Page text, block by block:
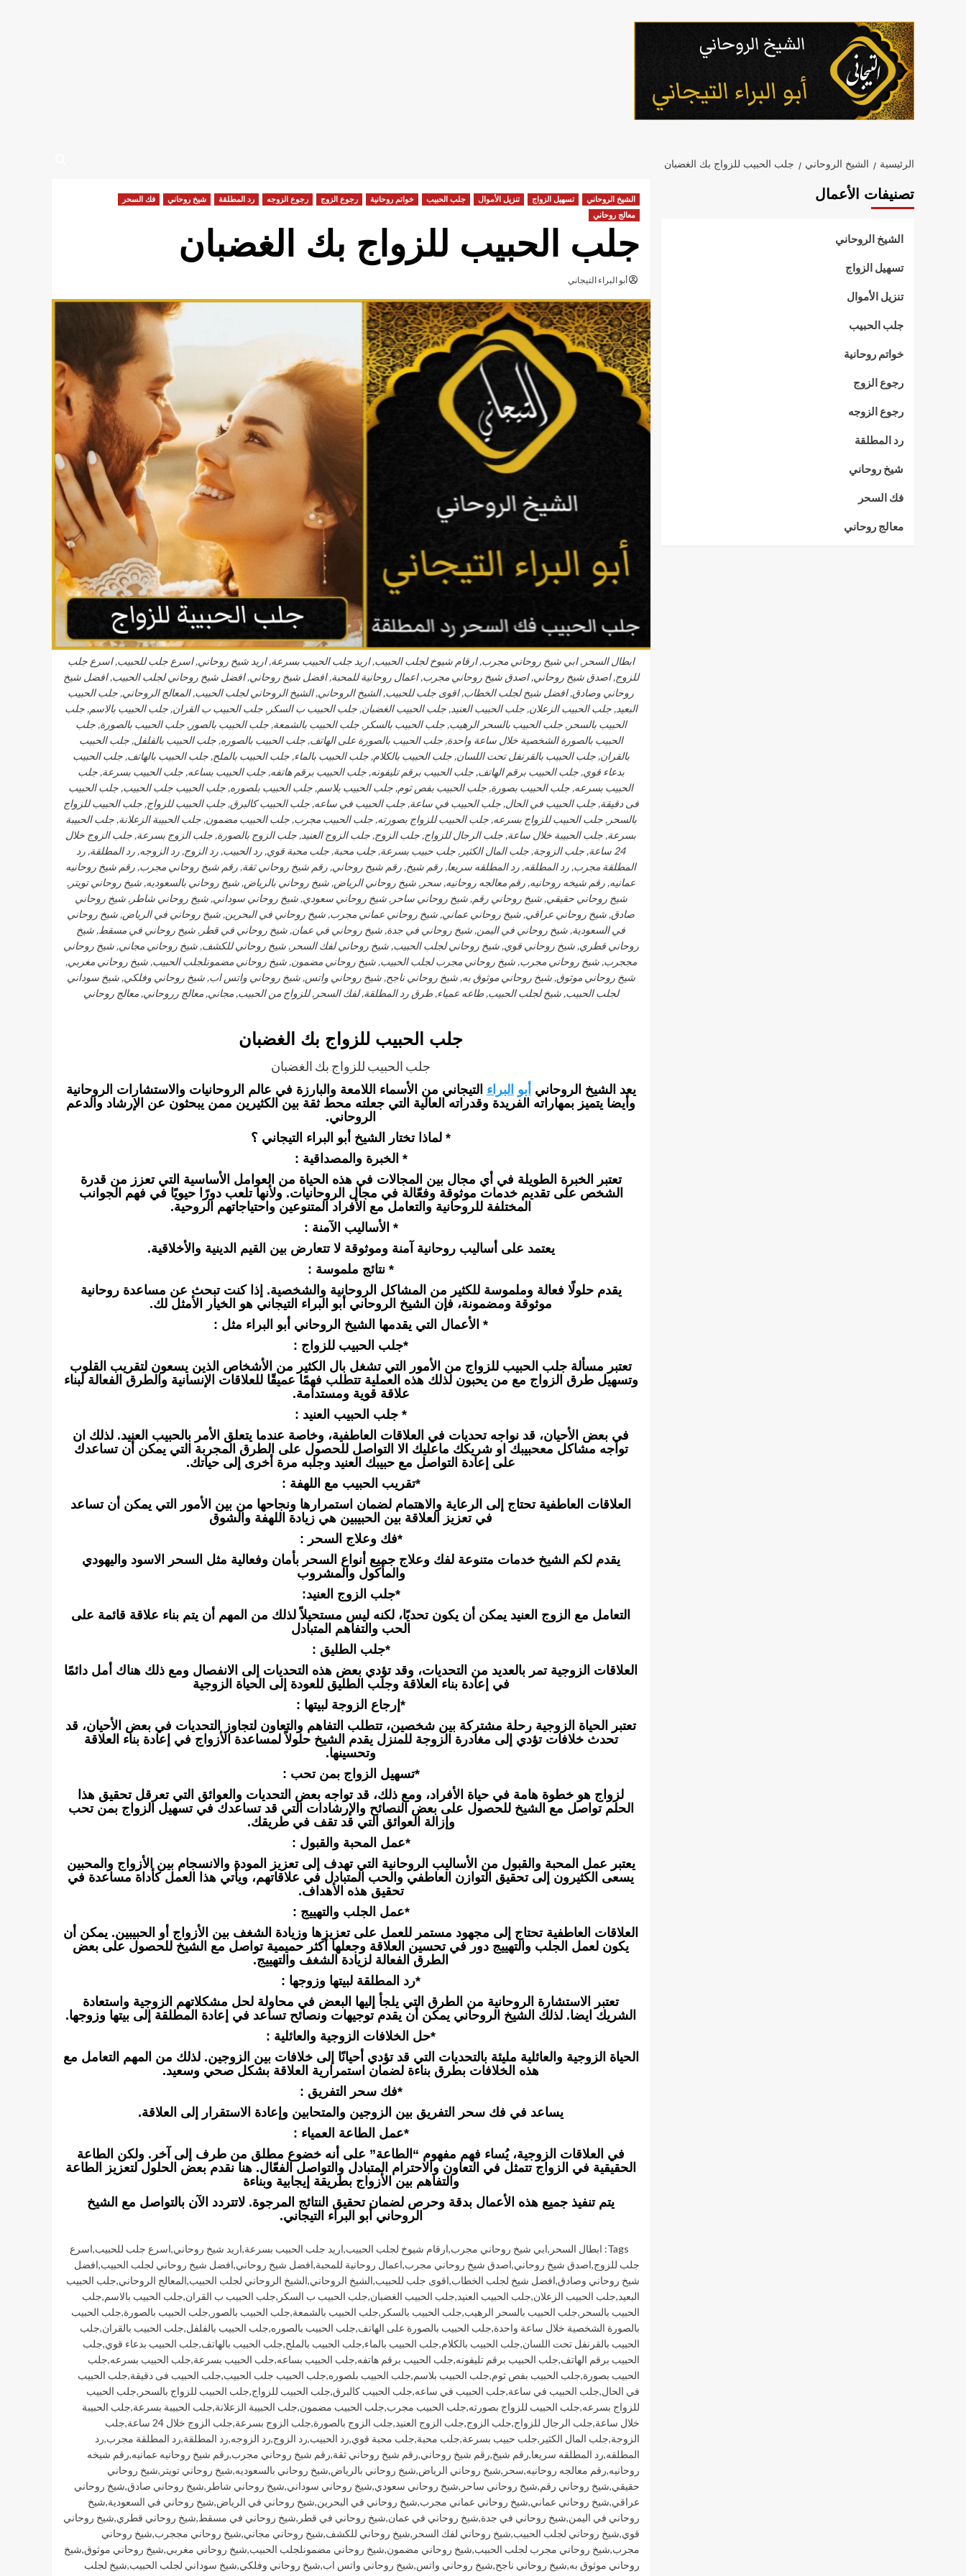
الرئيسية الشيخ الروحاني جلب الحبيب للزواج بك الغضبان
الشيخ الروحاني تسهيل الزواج تنزيل الأموال جلب الحبيب خواتم روحانية رجوع الزوج رجوع الزوجه رد المطلقة شيخ روحاني
فك السحر
معالج روحاني
جلب الحبيب للزواج بك الغضبان
أبو البراء التيجاني
ابطال السحر, ابي شيخ روحاني مجرب, ارقام شيوخ لجلب الحبيب, اريد جلب الحبيب بسرعة, اريد شيخ روحاني, اسرع جلب للحبيب, اسرع جلب
للزوج, اصدق شيخ روحاني, اصدق شيخ روحاني مجرب, اعمال روحانية للمحبة, افضل شيخ روحاني, افضل شيخ روحاني لجلب الحبيب, افضل شيخ
روحاني وصادق, افضل شيخ لجلب الخطاب, اقوى جلب للحبيب, الشيخ الروحاني, الشيخ الروحاني لجلب الحبيب, المعالج الروحاني, جلب الحبيب
البعيد, جلب الحبيب الزعلان, جلب الحبيب العنيد, جلب الحبيب الغضبان, جلب الحبيب ب السكر, جلب الحبيب ب القران, جلب الحبيب بالاسم, جلب
الحبيب بالسحر, جلب الحبيب بالسحر الرهيب, جلب الحبيب بالسكر, جلب الحبيب بالشمعة, جلب الحبيب بالصور, جلب الحبيب بالصورة, جلب
الحبيب بالصورة الشخصية خلال ساعة واحدة, جلب الحبيب بالصورة على الهاتف, جلب الحبيب بالصوره, جلب الحبيب بالفلفل, جلب الحبيب
بالقران, جلب الحبيب بالقرنفل تحت اللسان, جلب الحبيب بالكلام, جلب الحبيب بالماء, جلب الحبيب بالملح, جلب الحبيب بالهاتف, جلب الحبيب
بدعاء قوي, جلب الحبيب برقم الهاتف, جلب الحبيب برقم تليفونه, جلب الحبيب برقم هاتفه, جلب الحبيب بساعه, جلب الحبيب بسرعة, جلب
الحبيب بسرعه, جلب الحبيب بصورة, جلب الحبيب بفص ثوم, جلب الحبيب بلاسم, جلب الحبيب بلصوره, جلب الحبيب جلب الحبيب, جلب الحبيب
فى دقيقة, جلب الحبيب في الحال, جلب الحبيب في ساعة, جلب الحبيب في ساعه, جلب الحبيب كالبرق, جلب الحبيب للزواج, جلب الحبيب للزواج
بالسحر, جلب الحبيب للزواج بسرعه, جلب الحبيب للزواج بصورته, جلب الحبيب مجرب, جلب الحبيب مضمون, جلب الحبيبة الزعلانة, جلب الحبيبة
بسرعة, جلب الحبيبة خلال ساعة, جلب الرجال للزواج, جلب الزوج, جلب الزوج العنيد, جلب الزوج بالصورة, جلب الزوج بسرعة, جلب الزوج خلال
24 ساعة, جلب الزوجة, جلب المال الكثير, جلب حبيب بسرعة, جلب محبة, جلب محبة قوي, رد الحبيب, رد الزوج, رد الزوجه, رد المطلقة, رد
المطلقة مجرب, رد المطلقه, رد المطلقه سريعا, رقم شيخ, رقم شيخ روحاني, رقم شيخ روحاني ثقة, رقم شيخ روحاني مجرب, رقم شيخ روحانيه
عمانيه, رقم شيخه روحانيه, رقم معالجه روحانيه, سحر, شيخ روحاني الرياض, شيخ روحاني بالرياض, شيخ روحاني بالسعوديه, شيخ روحاني تويتر,
شيخ روحاني حقيقي, شيخ روحاني رقم, شيخ روحاني ساحر, شيخ روحاني سعودي, شيخ روحاني سوداني, شيخ روحاني شاطر, شيخ روحاني
صادق, شيخ روحاني عراقي, شيخ روحاني عماني, شيخ روحاني عماني مجرب, شيخ روحاني في البحرين, شيخ روحاني في الرياض, شيخ روحاني
في السعودية, شيخ روحاني في اليمن, شيخ روحاني في جدة, شيخ روحاني في عمان, شيخ روحاني في قطر, شيخ روحاني في مسقط, شيخ
روحاني قطري, شيخ روحاني قوي, شيخ روحاني لجلب الحبيب, شيخ روحاني لفك السحر, شيخ روحاني للكشف, شيخ روحاني مجاني, شيخ روحاني
مججرب, شيخ روحاني مجرب, شيخ روحاني مجرب لجلب الحبيب, شيخ روحاني مضمون, شيخ روحاني مضمونلجلب الحبيب, شيخ روحاني مغربي,
شيخ روحاني موثوق, شيخ روحاني موثوق به, شيخ روحاني ناجح, شيخ روحاني واتس, شيخ روحاني واتس اب, شيخ روحاني وفلكي, شيخ سوداني
لجلب الحبيب, شيخ لجلب الحبيب, طاعه عمياء, طرق رد المطلقة, لفك السحر, للزواج من الحبيب, مجاني, معالج رروحاني, معالج روحاني
جلب الحبيب للزواج بك الغضبان
جلب الحبيب للزواج بك الغضبان
يعد الشيخ الروحاني أبو البراء التيجاني من الأسماء اللامعة والبارزة في عالم الروحانيات والاستشارات الروحانية
وأيضا يتميز بمهاراته الفريدة وقدراته العالية التي جعلته محط ثقة بين الكثيرين ممن يبحثون عن الإرشاد والدعم
الروحاني.
* لماذا تختار الشيخ أبو البراء التيجاني ؟
* الخبرة والمصداقية :
تعتبر الخبرة الطويلة في أي مجال بين المجالات في هذه الحياة من العوامل الأساسية التي تعزز من قدرة
الشخص على تقديم خدمات موثوقة وفعّالة في مجال الروحانيات. ولأنها تلعب دورًا حيويًا في فهم الجوانب
المختلفة للروحانية والتعامل مع الأفراد المتنوعين واحتياجاتهم الروحية.
* الأساليب الآمنة :
يعتمد على أساليب روحانية آمنة وموثوقة لا تتعارض بين القيم الدينية والأخلاقية.
* نتائج ملموسة :
يقدم حلولًا فعالة وملموسة للكثير من المشاكل الروحانية والشخصية. إذا كنت تبحث عن مساعدة روحانية
موثوقة ومضمونة، فإن الشيخ الروحاني أبو البراء التيجاني هو الخيار الأمثل لك.
* الأعمال التي يقدمها الشيخ الروحاني أبو البراء مثل :
*جلب الحبيب للزواج :
تعتبر مسألة جلب الحبيب للزواج من الأمور التي تشغل بال الكثير من الأشخاص الذين يسعون لتقريب القلوب
وتسهيل طرق الزواج مع من يحبون لذلك هذه العملية تتطلب فهمًا عميقًا للعلاقات الإنسانية والطرق الفعالة لبناء
علاقة قوية ومستدامة.
* جلب الحبيب العنيد :
في بعض الأحيان، قد نواجه تحديات في العلاقات العاطفية، وخاصة عندما يتعلق الأمر بالحبيب العنيد. لذلك ان
تواجه مشاكل معحبيبك او شريكك ماعليك الا التواصل للحصول على الطرق المجربة التي يمكن أن تساعدك
على إعادة التواصل مع حبيبك العنيد وجلبه مرة أخرى إلى حياتك.
*تقريب الحبيب مع اللهفة :
العلاقات العاطفية تحتاج إلى الرعاية والاهتمام لضمان استمرارها ونجاحها من بين الأمور التي يمكن أن تساعد
في تعزيز العلاقة بين الحبيبين هي زيادة اللهفة والشوق
*فك وعلاج السحر :
يقدم لكم الشيخ خدمات متنوعة لفك وعلاج جميع أنواع السحر بأمان وفعالية مثل السحر الاسود واليهودي
والمأكول والمشروب
*جلب الزوج العنيد:
التعامل مع الزوج العنيد يمكن أن يكون تحديًا، لكنه ليس مستحيلاً لذلك من المهم أن يتم بناء علاقة قائمة على
الحب والتفاهم المتبادل
*جلب الطليق :
العلاقات الزوجية تمر بالعديد من التحديات، وقد تؤدي بعض هذه التحديات إلى الانفصال ومع ذلك هناك أمل دائمًا
في إعادة بناء العلاقة وجلب الطليق للعودة إلى الحياة الزوجية
*إرجاع الزوجة لبيتها :
تعتبر الحياة الزوجية رحلة مشتركة بين شخصين، تتطلب التفاهم والتعاون لتجاوز التحديات في بعض الأحيان، قد
تحدث خلافات تؤدي إلى مغادرة الزوجة للمنزل يقدم الشيخ حلولاً لمساعدة الأزواج في إعادة بناء العلاقة
وتحسينها.
*تسهيل الزواج بمن تحب :
لزواج هو خطوة هامة في حياة الأفراد، ومع ذلك، قد تواجه بعض التحديات والعوائق التي تعرقل تحقيق هذا
الحلم تواصل مع الشيخ للحصول على بعض النصائح والإرشادات التي قد تساعدك في تسهيل الزواج بمن تحب
وإزالة العوائق التي قد تقف في طريقك.
*عمل المحبة والقبول :
يعتبر عمل المحبة والقبول من الأساليب الروحانية التي تهدف إلى تعزيز المودة والانسجام بين الأزواج والمحبين
يسعى الكثيرون إلى تحقيق التوازن العاطفي والحب المتبادل في علاقاتهم، ويأتي هذا العمل كأداة مساعدة في
تحقيق هذه الأهداف.
*عمل الجلب والتهييج :
العلاقات العاطفية تحتاج إلى مجهود مستمر للعمل على تعزيزها وزيادة الشغف بين الأزواج أو الحبيبين. يمكن أن
يكون لعمل الجلب والتهييج دور في تحسين العلاقة وجعلها أكثر حميمية تواصل مع الشيخ للحصول على بعض
الطرق الفعالة لزيادة الشغف والتهييج.
*رد المطلقة لبيتها وزوجها :
تعتبر الاستشارة الروحانية من الطرق التي يلجأ إليها البعض في محاولة لحل مشكلاتهم الزوجية واستعادة
الشريك ايضا. لذلك الشيخ الروحاني يمكن أن يقدم توجيهات ونصائح تساعد في إعادة المطلقة إلى بيتها وزوجها.
*حل الخلافات الزوجية والعائلية :
الحياة الزوجية والعائلية مليئة بالتحديات التي قد تؤدي أحيانًا إلى خلافات بين الزوجين. لذلك من المهم التعامل مع
هذه الخلافات بطرق بناءة لضمان استمرارية العلاقة بشكل صحي وسعيد.
*فك سحر التفريق :
يساعد في فك سحر التفريق بين الزوجين والمتحابين وإعادة الاستقرار إلى العلاقة.
*عمل الطاعة العمياء :
في العلاقات الزوجية، يُساء فهم مفهوم “الطاعة” على أنه خضوع مطلق من طرف إلى آخر. ولكن الطاعة
الحقيقية في الزواج تتمثل في التعاون والاحترام المتبادل والتواصل الفعّال. هنا نقدم بعض الحلول لتعزيز الطاعة
والتفاهم بين الأزواج بطريقة إيجابية وبناءة
يتم تنفيذ جميع هذه الأعمال بدقة وحرص لضمان تحقيق النتائج المرجوة. لاتتردد الآن بالتواصل مع الشيخ
الروحاني أبو البراء التيجاني.
Tags: ابطال السحر ,ابي شيخ روحاني مجرب,ارقام شيوخ لجلب الحبيب,اريد جلب الحبيب بسرعة,اريد شيخ روحاني,اسرع جلب للحبيب,اسرع
جلب للزوج,اصدق شيخ روحاني,اصدق شيخ روحاني مجرب,اعمال روحانية للمحبة,افضل شيخ روحاني,افضل شيخ روحاني لجلب الحبيب,افضل
شيخ روحاني وصادق,افضل شيخ لجلب الخطاب,اقوى جلب للحبيب,الشيخ الروحاني,الشيخ الروحاني لجلب الحبيب,المعالج الروحاني,جلب الحبيب
البعيد,جلب الحبيب الزعلان,جلب الحبيب العنيد,جلب الحبيب الغضبان,جلب الحبيب ب السكر ,جلب الحبيب ب القران,جلب الحبيب بالاسم,جلب
الحبيب بالسحر ,جلب الحبيب بالسحر الرهيب,جلب الحبيب بالسكر ,جلب الحبيب بالشمعة,جلب الحبيب بالصور ,جلب الحبيب بالصورة,جلب الحبيب
بالصورة الشخصية خلال ساعة واحدة,جلب الحبيب بالصورة على الهاتف,جلب الحبيب بالصوره,جلب الحبيب بالفلفل,جلب الحبيب بالقران,جلب
الحبيب بالقرنفل تحت اللسان,جلب الحبيب بالكلام,جلب الحبيب بالماء,جلب الحبيب بالملح,جلب الحبيب بالهاتف,جلب الحبيب بدعاء قوي,جلب
الحبيب برقم الهاتف,جلب الحبيب برقم تليفونه,جلب الحبيب برقم هاتفه,جلب الحبيب بساعه,جلب الحبيب بسرعة,جلب الحبيب بسرعه,جلب
الحبيب بصورة,جلب الحبيب بفص ثوم,جلب الحبيب بلاسم,جلب الحبيب بلصوره,جلب الحبيب جلب الحبيب,جلب الحبيب فى دقيقة,جلب الحبيب
في الحال,جلب الحبيب في ساعة,جلب الحبيب في ساعه,جلب الحبيب كالبرق,جلب الحبيب للزواج,جلب الحبيب للزواج بالسحر ,جلب الحبيب
للزواج بسرعه,جلب الحبيب للزواج بصورته,جلب الحبيب مجرب,جلب الحبيب مضمون,جلب الحبيبة الزعلانة,جلب الحبيبة بسرعة,جلب الحبيبة
خلال ساعة,جلب الرجال للزواج,جلب الزوج,جلب الزوج العنيد,جلب الزوج بالصورة,جلب الزوج بسرعة,جلب الزوج خلال 24 ساعة ,جلب
الزوجة,جلب المال الكثير ,جلب حبيب بسرعة,جلب محبة,جلب محبة قوي,رد الحبيب,رد الزوج,رد الزوجه,رد المطلقة,رد المطلقة مجرب,رد
المطلقه,رد المطلقه سريعا,رقم شيخ,رقم شيخ روحاني,رقم شيخ روحاني ثقة,رقم شيخ روحاني مجرب,رقم شيخ روحانيه عمانيه,رقم شيخه
روحانيه,رقم معالجه روحانيه,سحر ,شيخ روحاني الرياض,شيخ روحاني بالرياض,شيخ روحاني بالسعوديه,شيخ روحاني تويتر ,شيخ روحاني
حقيقي,شيخ روحاني رقم,شيخ روحاني ساحر ,شيخ روحاني سعودي,شيخ روحاني سوداني,شيخ روحاني شاطر ,شيخ روحاني صادق,شيخ روحاني
عراقي,شيخ روحاني عماني,شيخ روحاني عماني مجرب,شيخ روحاني في البحرين,شيخ روحاني في الرياض,شيخ روحاني في السعودية,شيخ
روحاني في اليمن,شيخ روحاني في جدة,شيخ روحاني في عمان,شيخ روحاني في قطر ,شيخ روحاني في مسقط,شيخ روحاني قطري,شيخ روحاني
قوي,شيخ روحاني لجلب الحبيب,شيخ روحاني لفك السحر ,شيخ روحاني للكشف,شيخ روحاني مجاني,شيخ روحاني مججرب,شيخ روحاني
مجرب,شيخ روحاني مجرب لجلب الحبيب,شيخ روحاني مضمون,شيخ روحاني مضمونلجلب الحبيب,شيخ روحاني مغربي,شيخ روحاني موثوق,شيخ
روحاني موثوق به,شيخ روحاني ناجح,شيخ روحاني واتس,شيخ روحاني واتس اب,شيخ روحاني وفلكي,شيخ سوداني لجلب الحبيب,شيخ لجلب
تصنيفات الأعمال
الشيخ الروحاني
تسهيل الزواج
تنزيل الأموال
جلب الحبيب
خواتم روحانية
رجوع الزوج
رجوع الزوجه
رد المطلقة
شيخ روحاني
فك السحر
معالج روحاني